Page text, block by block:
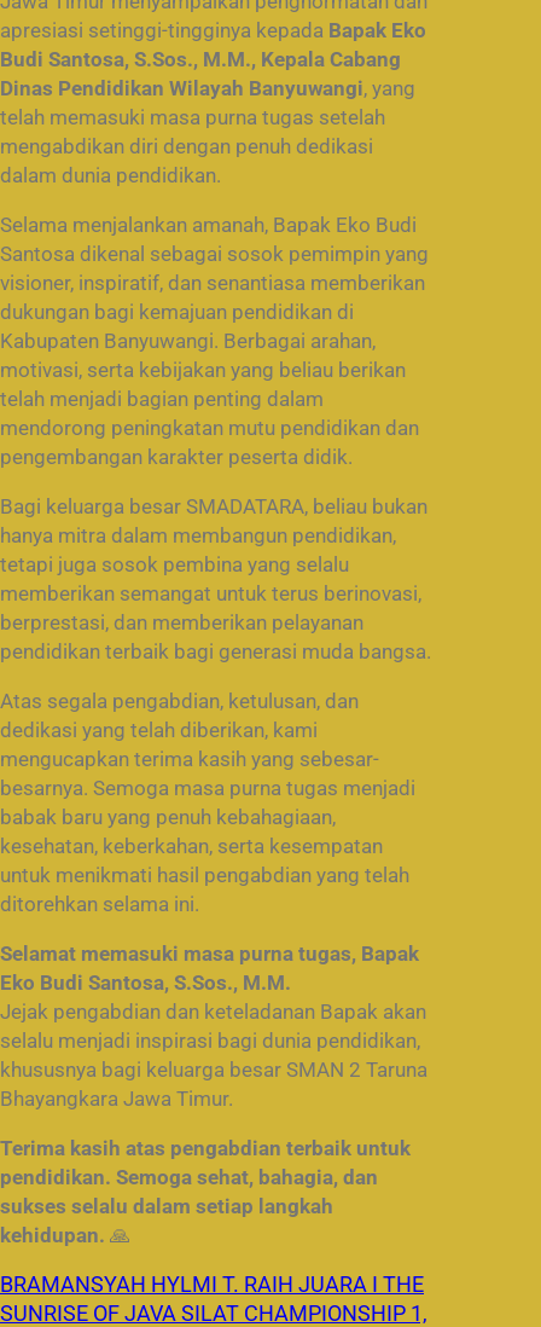
apresiasi setinggi-tingginya kepada Bapak Eko
Budi Santosa, S.Sos., M.M., Kepala Cabang
Dinas Pendidikan Wilayah Banyuwangi, yang
telah memasuki masa purna tugas setelah
mengabdikan diri dengan penuh dedikasi
dalam dunia pendidikan.
Selama menjalankan amanah, Bapak Eko Budi
Santosa dikenal sebagai sosok pemimpin yang
visioner, inspiratif, dan senantiasa memberikan
dukungan bagi kemajuan pendidikan di
Kabupaten Banyuwangi. Berbagai arahan,
motivasi, serta kebijakan yang beliau berikan
telah menjadi bagian penting dalam
mendorong peningkatan mutu pendidikan dan
pengembangan karakter peserta didik.
Bagi keluarga besar SMADATARA, beliau bukan
hanya mitra dalam membangun pendidikan,
tetapi juga sosok pembina yang selalu
memberikan semangat untuk terus berinovasi,
berprestasi, dan memberikan pelayanan
pendidikan terbaik bagi generasi muda bangsa.
Atas segala pengabdian, ketulusan, dan
dedikasi yang telah diberikan, kami
mengucapkan terima kasih yang sebesar-
besarnya. Semoga masa purna tugas menjadi
babak baru yang penuh kebahagiaan,
kesehatan, keberkahan, serta kesempatan
untuk menikmati hasil pengabdian yang telah
ditorehkan selama ini.
Selamat memasuki masa purna tugas, Bapak
Eko Budi Santosa, S.Sos., M.M.
Jejak pengabdian dan keteladanan Bapak akan
selalu menjadi inspirasi bagi dunia pendidikan,
khususnya bagi keluarga besar SMAN 2 Taruna
Bhayangkara Jawa Timur.
Terima kasih atas pengabdian terbaik untuk
pendidikan. Semoga sehat, bahagia, dan
sukses selalu dalam setiap langkah
kehidupan. 🙏
BRAMANSYAH HYLMI T. RAIH JUARA I THE
SUNRISE OF JAVA SILAT CHAMPIONSHIP 1,